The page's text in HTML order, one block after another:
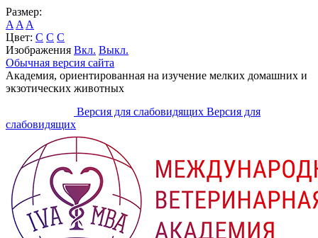
Размер:
A A A
Цвет: C C C
Изображения Вкл. Выкл.
Обычная версия сайта
Академия, ориентированная на изучение мелких домашних и
экзотических животных
Версия для слабовидящих Версия для
слабовидящих